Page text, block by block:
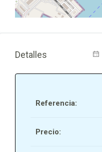
Detalles
Referencia:
Precio: